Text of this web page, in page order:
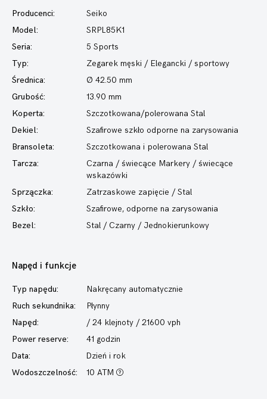
Producenci:
Seiko
Model:
SRPL85K1
Seria:
5 Sports
Typ:
Zegarek męski / Elegancki / sportowy
Średnica:
Ø 42.50 mm
Grubość:
13.90 mm
Koperta:
Szczotkowana/polerowana Stal
Dekiel:
Szafirowe szkło odporne na zarysowania
Bransoleta:
Szczotkowana i polerowana Stal
Tarcza:
Czarna / świecące Markery / świecące
wskazówki
Sprzączka:
Zatrzaskowe zapięcie / Stal
Szkło:
Szafirowe, odporne na zarysowania
Bezel:
Stal / Czarny / Jednokierunkowy
Napęd i funkcje
Typ napędu:
Nakręcany automatycznie
Ruch sekundnika:
Płynny
Napęd:
/ 24 klejnoty / 21600 vph
Power reserve:
41 godzin
Data:
Dzień i rok
Wodoszczelność:
10 ATM